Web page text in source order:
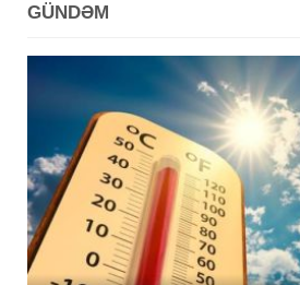
GÜNDƏM
Avqustun 6-da Azərbaycanda 39
Azərbaycanda avqustun 5-nə